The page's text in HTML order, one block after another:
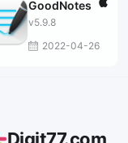
GoodNotes
v5.9.8
2022-04-26